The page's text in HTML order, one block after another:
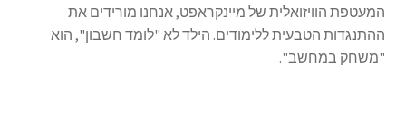
המעטפת הוויזואלית של מיינקראפט, אנחנו מורידים את
ההתנגדות הטבעית ללימודים. הילד לא "לומד חשבון", הוא
"משחק במחשב".